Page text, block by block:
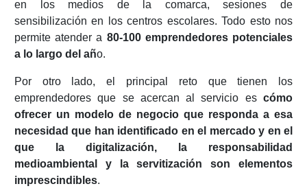
en los medios de la comarca, sesiones de
sensibilización en los centros escolares. Todo esto nos
permite atender a 80-100 emprendedores potenciales
a lo largo del año.
Por otro lado, el principal reto que tienen los
emprendedores que se acercan al servicio escómo
ofrecer un modelo de negocio que responda a esa
necesidad que han identificado en el mercado y en el
que la digitalización, la responsabilidad
medioambiental y la servitización son elementos
imprescindibles.